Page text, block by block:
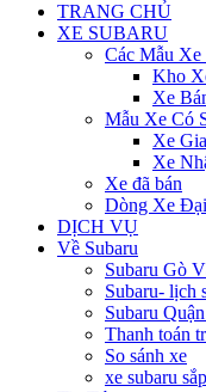
TRANG CHỦ
XE SUBARU
Các Mẫu Xe
Kho
Xe
Mẫu Xe Có
Xe
Xe
Xe đã bán
Dòng Xe
DỊCH VỤ
Về Subaru
Subaru Gò
Subaru- lịch
Subaru
Thanh toán
So sánh xe
xe subaru